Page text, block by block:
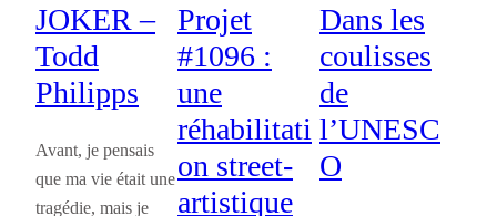
JOKER –
Todd
Philipps
Avant, je pensais
que ma vie était une
tragédie, mais je
Projet
#1096 :
une
réhabilitati
on street-
artistique
Dans les
coulisses
de
l’UNESC
O